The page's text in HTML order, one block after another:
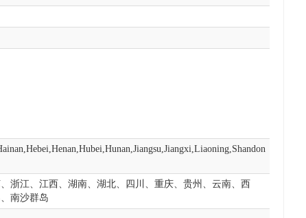
浙江、江西、湖南、湖北、四川、重庆、贵州、云南、西
南沙群岛